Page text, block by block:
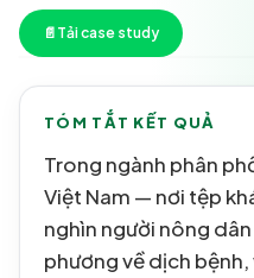
📄 Tải case study
TÓM TẮT KẾT QUẢ
Trong ngành phân
Việt Nam — nơi tệp
nghìn người nông
phương về dịch bệnh,